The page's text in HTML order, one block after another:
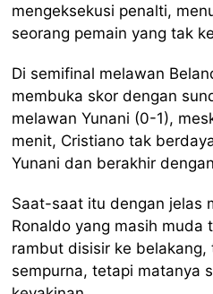
mengeksekusi penalti,
seorang pemain yang tak
Di semifinal melawan
membuka skor dengan
melawan Yunani (0-1),
menit, Cristiano tak
Yunani dan berakhir
Saat-saat itu dengan jelas
Ronaldo yang masih muda
rambut disisir ke
sempurna, tetapi matanya